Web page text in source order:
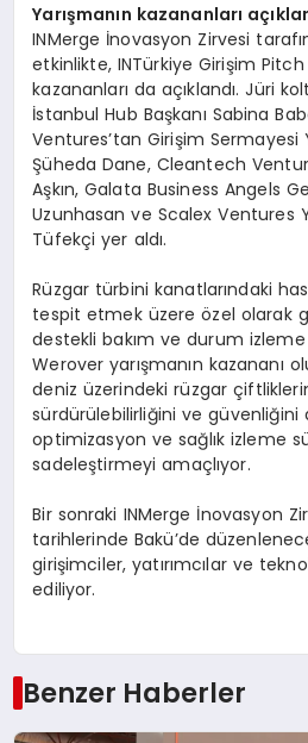
Yarışmanın kazananları
INMerge İnovasyon Zirvesi
etkinlikte, INTürkiye Girişim Pitch
kazananları da açıklandı. Jüri
İstanbul Hub Başkanı Sabina
Ventures’tan Girişim Sermayesi
Şüheda Dane, Cleantech
Aşkın, Galata Business Angels
Uzunhasan ve Scalex Ventures
Tüfekçi yer aldı.
Rüzgar türbini kanatlarındaki
tespit etmek üzere özel olarak
destekli bakım ve durum
Werover yarışmanın kazananı
deniz üzerindeki rüzgar
sürdürülebilirliğini ve güvenliğini
optimizasyon ve sağlık izleme
sadeleştirmeyi amaçlıyor.
Bir sonraki INMerge İnovasyon
tarihlerinde Bakü’de
girişimciler, yatırımcılar ve
ediliyor.
Benzer Haberler